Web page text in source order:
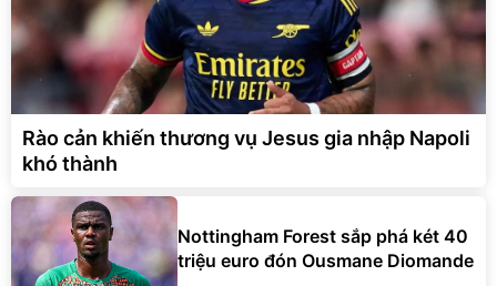
Rào cản khiến thương vụ Jesus gia nhập Napoli
khó thành
Nottingham Forest sắp phá két 40
triệu euro đón Ousmane Diomande